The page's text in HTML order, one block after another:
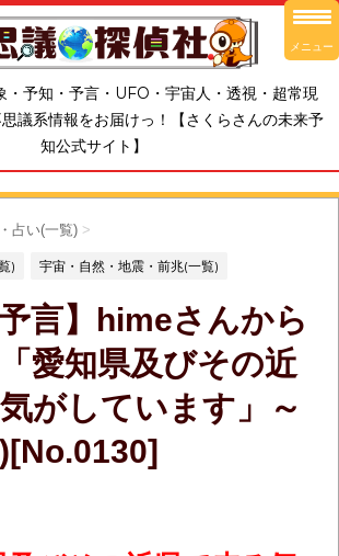
・予知・予言・UFO・宇宙人・透視・超常現
議系情報をお届けっ！【さくらさんの未来予
知公式サイト】
占い(一覧) >
) 宇宙・自然・地震・前兆(一覧)
予言】himeさんから
愛知県及びその近
がしています」～
メニュー